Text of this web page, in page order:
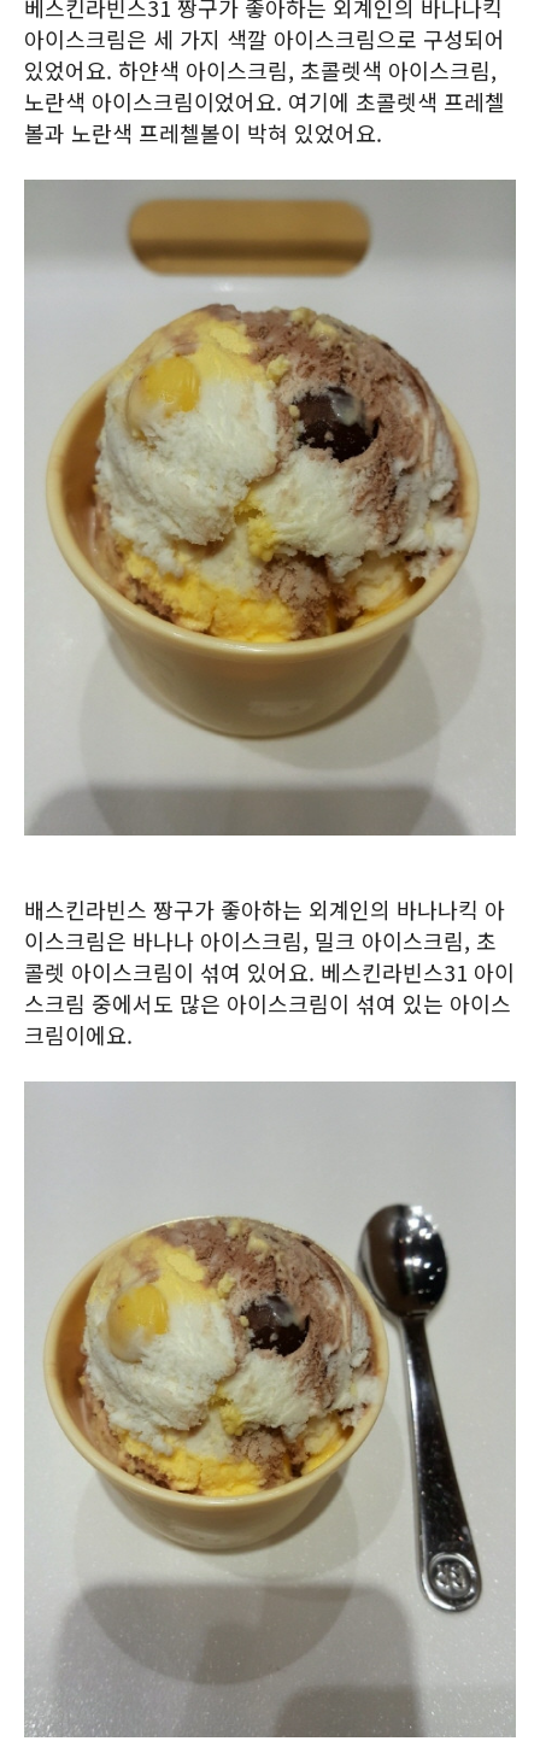
베스킨라빈스31 짱구가 좋아하는 외계인의 바나나킥
아이스크림은 세 가지 색깔 아이스크림으로 구성되어
있었어요. 하얀색 아이스크림, 초콜렛색 아이스크림,
노란색 아이스크림이었어요. 여기에 초콜렛색 프레첼
볼과 노란색 프레첼볼이 박혀 있었어요.
배스킨라빈스 짱구가 좋아하는 외계인의 바나나킥 아
이스크림은 바나나 아이스크림, 밀크 아이스크림, 초
콜렛 아이스크림이 섞여 있어요. 베스킨라빈스31 아이
스크림 중에서도 많은 아이스크림이 섞여 있는 아이스
크림이에요.